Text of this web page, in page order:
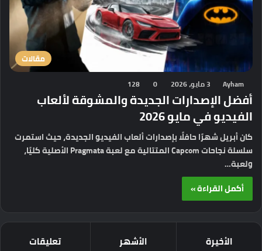
مقالات
Ayham 3 مايو، 2026 0
128
أفضل الإصدارات الجديدة والمشوقة لألعاب
الفيديو في مايو 2026
كان أبريل شهرًا حافلًا بإصدارات ألعاب الفيديو الجديدة، حيث استمرت
سلسلة نجاحات Capcom المتتالية مع لعبة Pragmata الأصلية كليًا،
ولعبة…
أكمل القراءة »
الأخيرة الأشهر تعليقات